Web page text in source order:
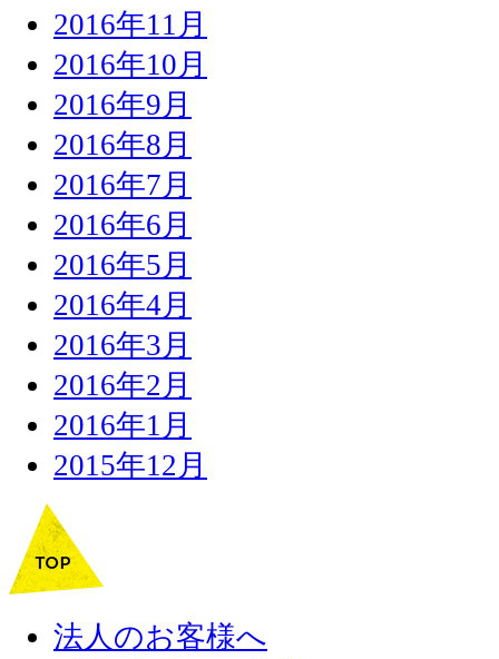
2016年11月
2016年10月
2016年9月
2016年8月
2016年7月
2016年6月
2016年5月
2016年4月
2016年3月
2016年2月
2016年1月
2015年12月
法人のお客様へ